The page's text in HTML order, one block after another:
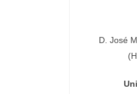
D. José